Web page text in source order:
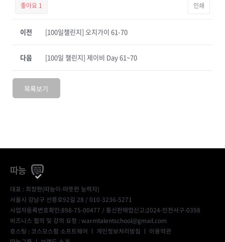
좋아요 1 인쇄
이전 [100일챌린지] 오지가이 61-70
[100일 챌린지] 제이비 Day 61~70
다음
목록보기
따능
대표 : 최창현(따능이-따뜻한 능력자)
서울시 강남구 선릉로92길 28 / 010-3236-5271
사업자등록번호확인:898-75-00477 / 통신판매업신고:2024-인천서구-0398
비즈니스 협의 및 강의 요청 : warmtalentschool@gmail.com
호스팅 : 코스모스팜 소프트웨어 ㅣ 개인정보처리방침 ㅣ 이용약관